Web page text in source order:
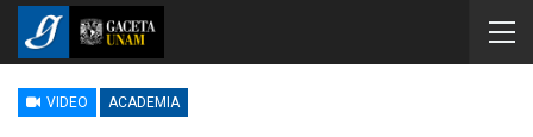
VIDEO ACADEMIA